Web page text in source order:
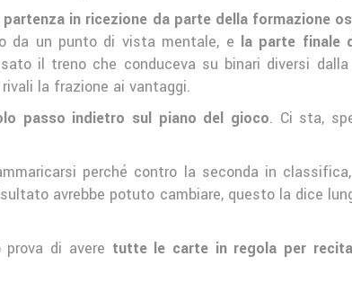
in ricezione da parte della formazione
da un punto di vista mentale, e la parte finale
il treno che conduceva su binari diversi
la frazione ai vantaggi.
passo indietro sul piano del gioco. Ci sta,
perché contro la seconda in
avrebbe potuto cambiare, questo la dice
di avere tutte le carte in regola per